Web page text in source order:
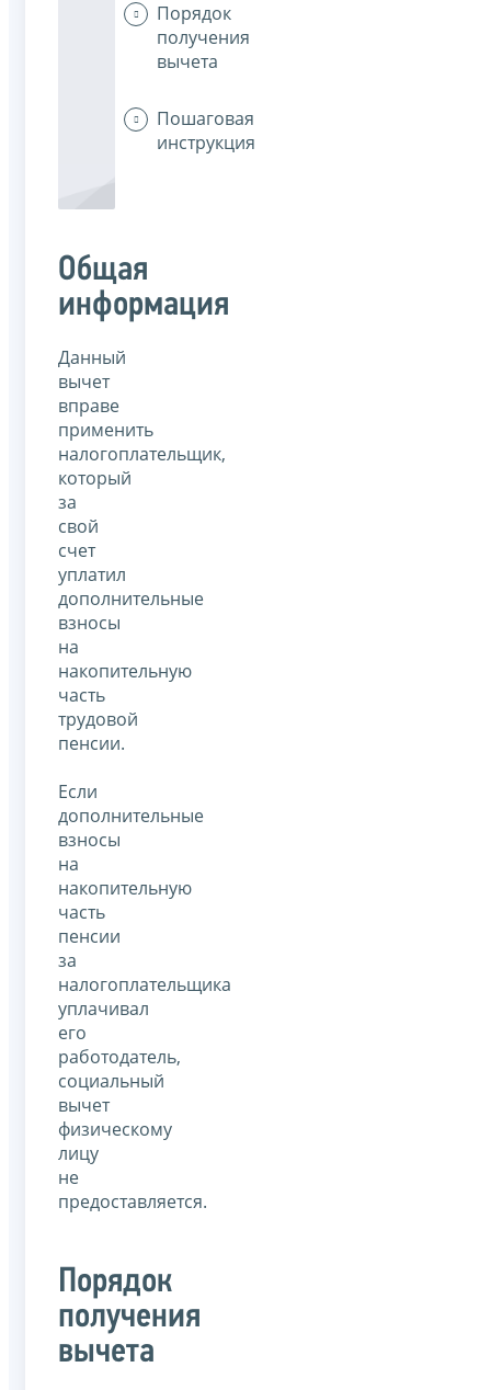
Порядок
получения
вычета
Пошаговая
инструкция
Общая
информация
Данный
вычет
вправе
применить
налогоплательщик,
который
за
свой
счет
уплатил
дополнительные
взносы
на
накопительную
часть
трудовой
пенсии.
Если
дополнительные
взносы
на
накопительную
часть
пенсии
за
налогоплательщика
уплачивал
его
работодатель,
социальный
вычет
физическому
лицу
не
предоставляется.
Порядок
получения
вычета